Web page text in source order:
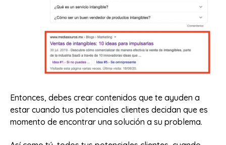
Entonces, debes crear contenidos que te ayuden a
estar cuando tus potenciales clientes decidan que es
momento de encontrar una solución a su problema.